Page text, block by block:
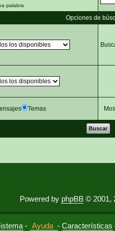
palabra
Opciones de
Temas
Powered by phpBB © 2001,
- Ayuda -Características